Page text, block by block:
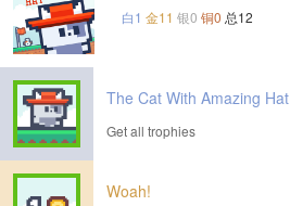
白1 金11 银0 铜0 总12
The Cat With Amazing Hat
Get all trophies
Woah!